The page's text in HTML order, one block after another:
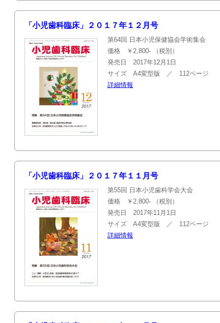
「小児歯科臨床」２０１７年１２月号
第64回 日本小児保健協会学術集会
価格 ￥2,800- （税別）
発売日 2017年12月1日
サイズ A4変型版 ／ 112ページ
詳細情報
「小児歯科臨床」２０１７年１１月号
第55回 日本小児歯科学会大会
価格 ￥2,800- （税別）
発売日 2017年11月1日
サイズ A4変型版 ／ 112ページ
詳細情報